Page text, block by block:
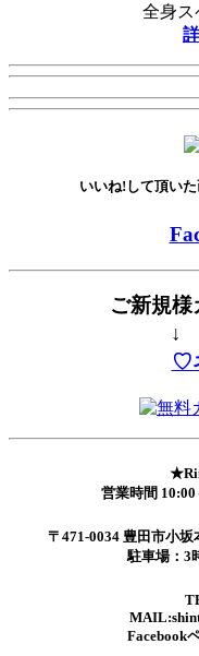
全身ス
いいね!して頂い
ご新規
↓
♡
営業時間
〒471-0034 豊田市小
駐車場：3
Facebook